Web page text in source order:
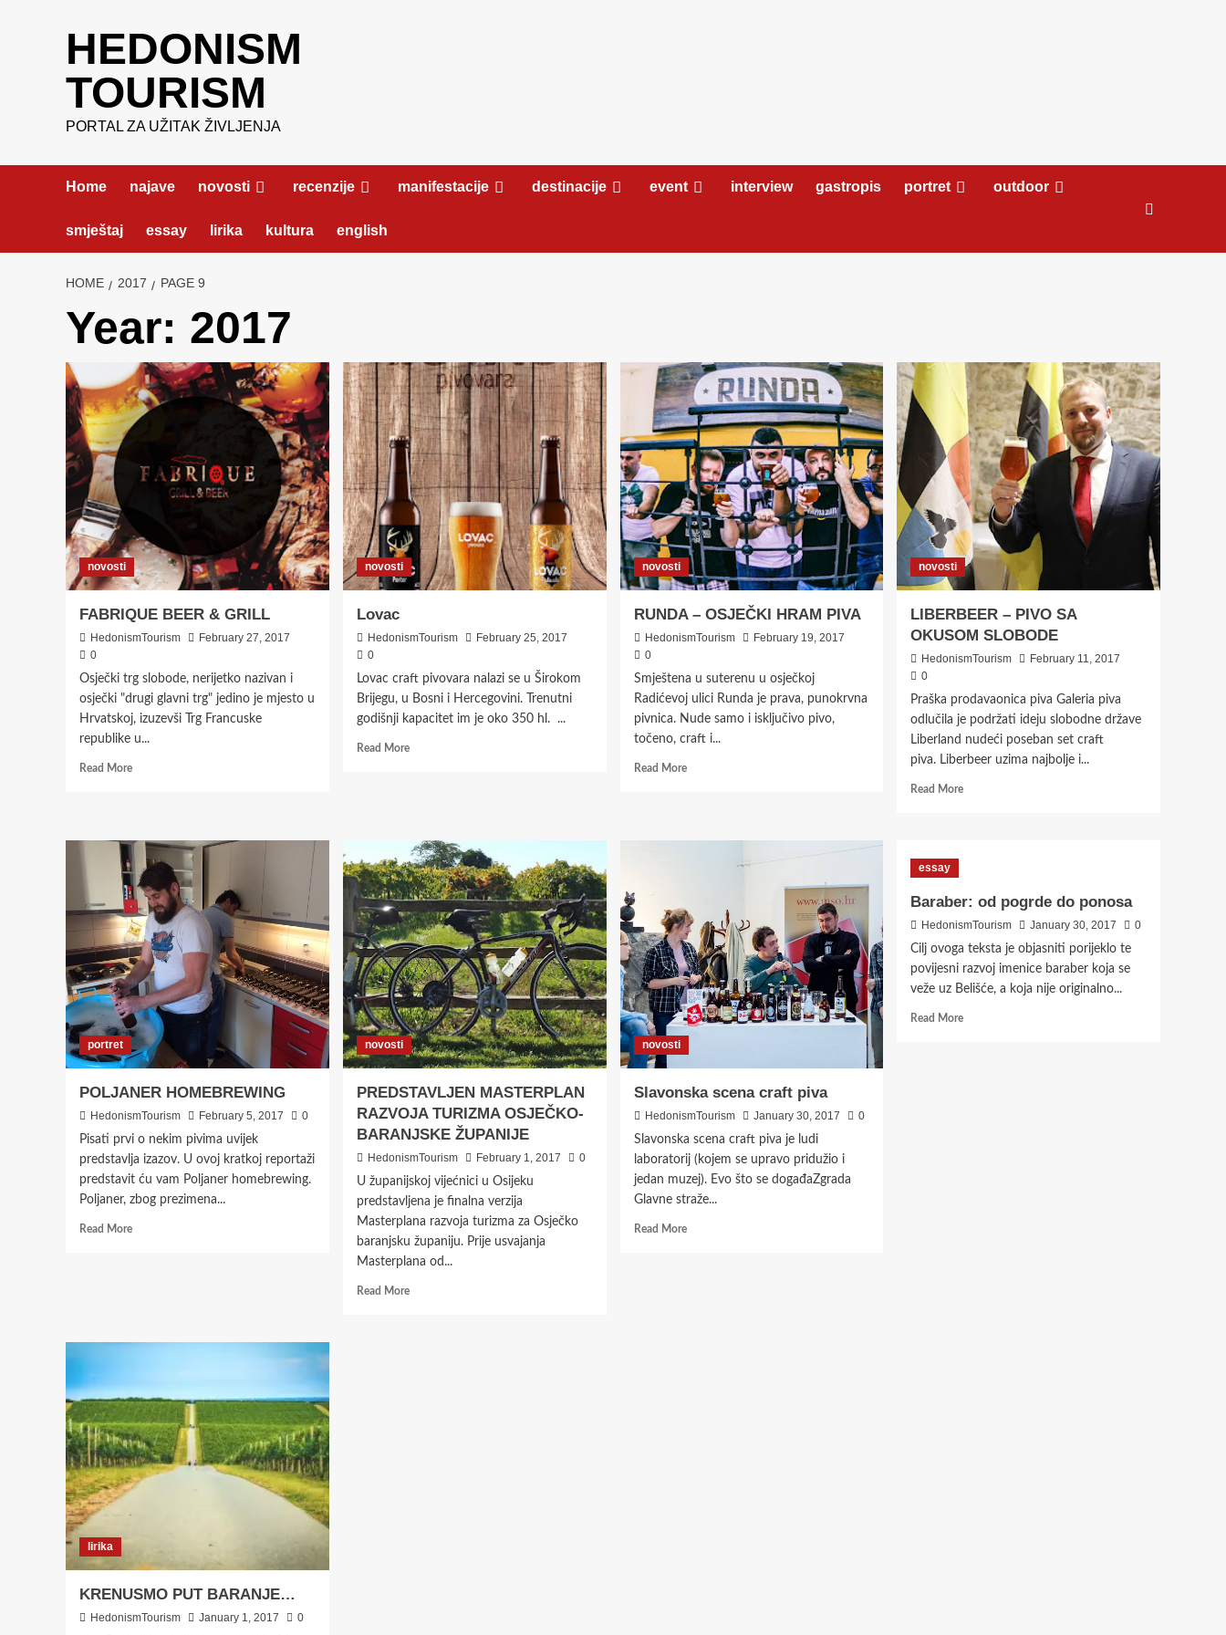
HEDONISM
TOURISM
PORTAL ZA UŽITAK ŽIVLJENJA
Home najave novosti recenzije manifestacije destinacije event interview gastropis portret outdoor
smještaj essay lirika kultura english
HOME 2017 PAGE 9
Year: 2017
novosti
FABRIQUE BEER & GRILL
HedonismTourism
February 27, 2017
0
Osječki trg slobode, nerijetko nazivan i
osječki "drugi glavni trg" jedino je mjesto u
Hrvatskoj, izuzevši Trg Francuske
republike u...
Read MoreRead
GRILL
novosti
Lovac
HedonismTourism
February 25, 2017
0
Lovac craft pivovara nalazi se u Širokom
Brijegu, u Bosni i Hercegovini. Trenutni
godišnji kapacitet im je oko 350 hl. ...
Read MoreRead
novosti
RUNDA – OSJEČKI HRAM PIVA
HedonismTourism
February 19, 2017
0
Smještena u suterenu u osječkoj
Radićevoj ulici Runda je prava, punokrvna
pivnica. Nude samo i isključivo pivo,
točeno, craft i...
Read MoreRead
novosti
LIBERBEER – PIVO SA
OKUSOM SLOBODE
HedonismTourism
February 11, 2017
0
Praška prodavaonica piva Galeria piva
odlučila je podržati ideju slobodne države
Liberland nudeći poseban set craft
piva. Liberbeer uzima najbolje i...
Read MoreRead
OKUSOM
SLOBODE
portret
POLJANER HOMEBREWING
HedonismTourism February 5, 2017
0
Pisati prvi o nekim pivima uvijek
predstavlja izazov. U ovoj kratkoj reportaži
predstavit ću vam Poljaner homebrewing.
Poljaner, zbog prezimena...
Read MoreRead
novosti
PREDSTAVLJEN MASTERPLAN
RAZVOJA TURIZMA OSJEČKO-
BARANJSKE ŽUPANIJE
HedonismTourism February 1, 2017
0
U županijskoj vijećnici u Osijeku
predstavljena je finalna verzija
Masterplana razvoja turizma za Osječko
baranjsku županiju. Prije usvajanja
Masterplana od...
Read MoreRead
novosti
Slavonska scena craft piva
HedonismTourism January 30, 2017
0
Slavonska scena craft piva je ludi
laboratorij (kojem se upravo pridužio i
jedan muzej). Evo što se događaZgrada
Glavne straže...
Read MoreRead
essay
Baraber: od pogrde do ponosa
HedonismTourism January 30, 2017
0
Cilj ovoga teksta je objasniti porijeklo te
povijesni razvoj imenice baraber koja se
veže uz Belišće, a koja nije originalno...
Read MoreRead
lirika
KRENUSMO PUT BARANJE…
HedonismTourism January 1, 2017
0